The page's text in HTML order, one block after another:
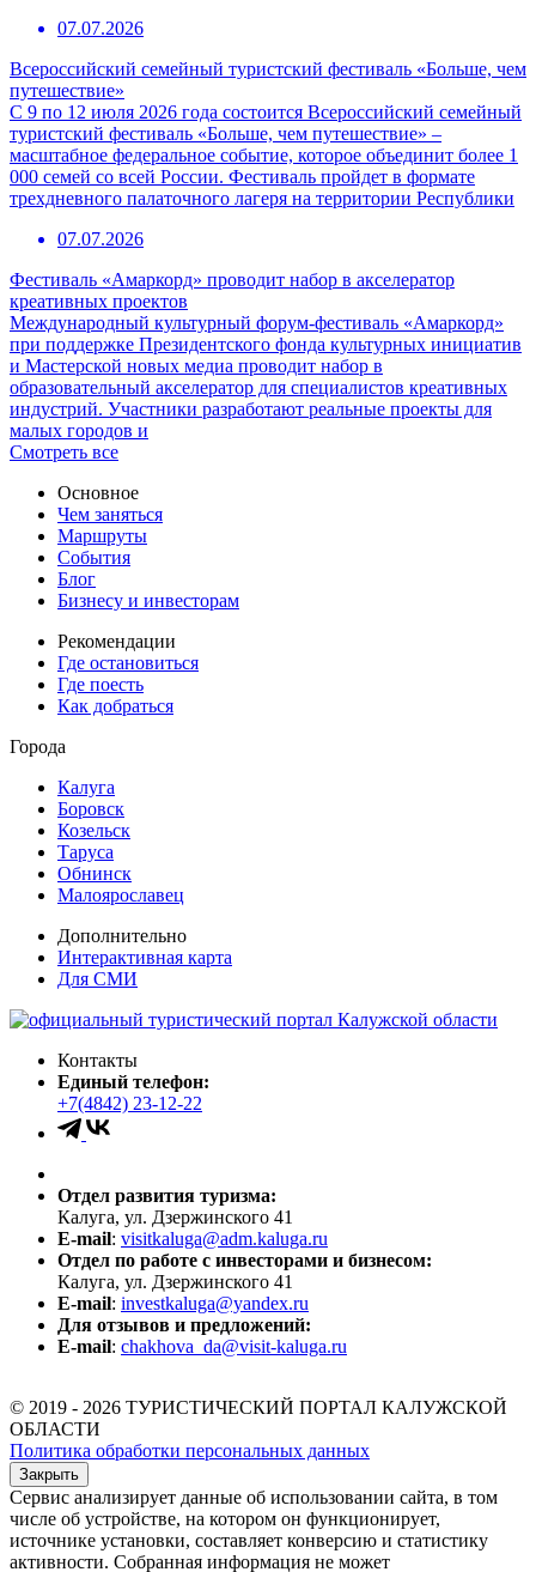
07.07.2026
Всероссийский семейный туристский фестиваль «Больше, чем
путешествие»
С 9 по 12 июля 2026 года состоится Всероссийский семейный
туристский фестиваль «Больше, чем путешествие» –
масштабное федеральное событие, которое объединит более 1
000 семей со всей России. Фестиваль пройдет в формате
трехдневного палаточного лагеря на территории Республики
07.07.2026
Фестиваль «Амаркорд» проводит набор в акселератор
креативных проектов
Международный культурный форум-фестиваль «Амаркорд»
при поддержке Президентского фонда культурных инициатив
и Мастерской новых медиа проводит набор в
образовательный акселератор для специалистов креативных
индустрий. Участники разработают реальные проекты для
малых городов и
Смотреть все
Основное
Чем заняться
Маршруты
События
Блог
Бизнесу и инвесторам
Рекомендации
Где остановиться
Где поесть
Как добраться
Города
Калуга
Боровск
Козельск
Таруса
Обнинск
Малоярославец
Дополнительно
Интерактивная карта
Для СМИ
Контакты
Единый телефон:
+7(4842) 23-12-22
Отдел развития туризма:
Калуга, ул. Дзержинского 41
E-mail: visitkaluga@adm.kaluga.ru
Отдел по работе с инвесторами и бизнесом:
Калуга, ул. Дзержинского 41
E-mail: investkaluga@yandex.ru
Для отзывов и предложений:
E-mail: chakhova_da@visit-kaluga.ru
© 2019 - 2026 ТУРИСТИЧЕСКИЙ ПОРТАЛ КАЛУЖСКОЙ
ОБЛАСТИ
Политика обработки персональных данных
Закрыть
Сервис анализирует данные об использовании сайта, в том
числе об устройстве, на котором он функционирует,
источнике установки, составляет конверсию и статистику
активности. Собранная информация не может